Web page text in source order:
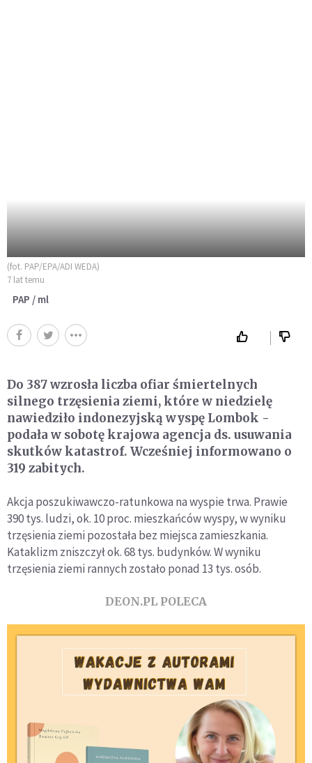
(fot. PAP/EPA/ADI WEDA)
7 lat temu
PAP / ml
Do 387 wzrosła liczba ofiar śmiertelnych
silnego trzęsienia ziemi, które w niedzielę
nawiedziło indonezyjską wyspę Lombok -
podała w sobotę krajowa agencja ds. usuwania
skutków katastrof. Wcześniej informowano o
319 zabitych.
Akcja poszukiwawczo-ratunkowa na wyspie trwa. Prawie
390 tys. ludzi, ok. 10 proc. mieszkańców wyspy, w wyniku
trzęsienia ziemi pozostała bez miejsca zamieszkania.
Kataklizm zniszczył ok. 68 tys. budynków. W wyniku
trzęsienia ziemi rannych zostało ponad 13 tys. osób.
DEON.PL POLECA